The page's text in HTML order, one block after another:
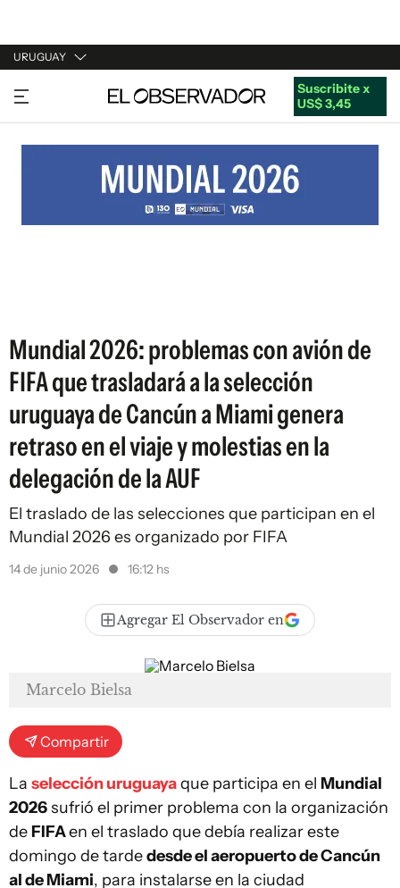
URUGUAY
URUGUAY
ARGENTINA
ESTADOS UNIDOS
Suscribite x
US$ 3,45
Mundial 2026: problemas con avión de
FIFA que trasladará a la selección
uruguaya de Cancún a Miami genera
retraso en el viaje y molestias en la
delegación de la AUF
El traslado de las selecciones que participan en el
Mundial 2026 es organizado por FIFA
14 de junio 2026 16:12 hs
Agregar El Observador en
Marcelo Bielsa
Compartir
La selección uruguayaque participa en el Mundial
2026sufrió el primer problema con la organización
de FIFAen el traslado que debía realizar este
domingo de tardedesde el aeropuerto de Cancún
al de Miami, para instalarse en la ciudad